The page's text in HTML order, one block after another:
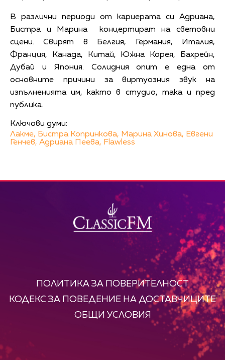
В различни периоди от кариерата си Адриана,
Бистра и Марина концертират на световни
сцени. Свирят в Белгия, Германия, Италия,
Франция, Канада, Китай, Южна Корея, Бахрейн,
Дубай и Япония. Солидния опит е една от
основните причини за виртуозния звук на
изпълненията им, както в студио, така и пред
публика.
Ключови думи:
Лакме, Бистра Копринкова, Марина Хинова, Евгени
Генчев, Адриана Пеева, Flawless
ПОЛИТИКА ЗА ПОВЕРИТЕЛНОСТ
КОДЕКС ЗА ПОВЕДЕНИЕ НА ДОСТАВЧИЦИТЕ
ОБЩИ УСЛОВИЯ